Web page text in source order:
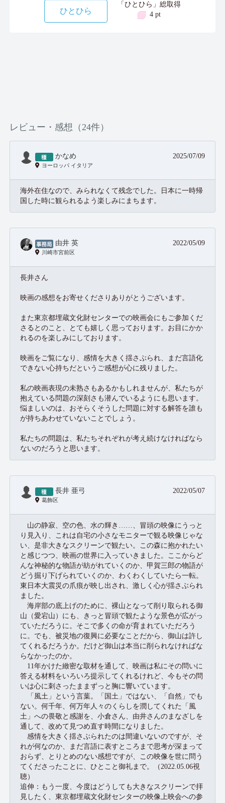
ひとひら
「ひとひら」総取得
4 pt
レビュー・感想（24件）
かなめ
ヨーロッパ イタリア
2025/07/09
海外在住なので、みられなくて残念でした。日本に一時帰
国した時に観られるよう楽しみにまちます。
由井 英
川崎市宮前区
2022/05/09
長井さん
映画の感想をお寄せくださりありがとうございます。
また東京都埋蔵文化財センターでの映画会にもご参加くだ
さるとのこと、とても嬉しく思っております。お目にかか
れるのを楽しみにしております。
映画をご覧になり、感情を大きく揺さぶられ、まだ言語化
できない心持ちだというご感想が心に残りました。
私の映画表現の未熟さもあるかもしれませんが、私たちが
抱えている問題の深刻さも潜んでいるようにも思います。
悩ましいのは、おそらくそうした問題に対する解答を誰も
が持ちあわせていないことでしょう。
私たちの問題は、私たちそれぞれが考え続けなければなら
ないのだろうと思います。
長井 亜弓
葛飾区
2022/05/07
山の静寂、空の色、水の輝き……、冒頭の映像にうっと
り見入り、これは自宅の小さなモニターで観る映像じゃな
い、是非大きなスクリーンで観たい。この森に抱かれたい
と感じつつ、映画の世界に入っていきました。ここからど
んな神秘的な物語が紡がれていくのか、甲賀三郎の物語が
どう掘り下げられていくのか、わくわくしていたら一転。
東日本大震災の爪痕が映し出され、激しく心が揺さぶられ
ました。
海岸部の底上げのために、裸山となって削り取られる御
山（愛宕山）にも、きっと冒頭で観たような景色が広がっ
ていただろうに。そこで多くの命が育まれていただろう
に。でも、被災地の復興に必要なことだから、御山は許し
てくれるだろうか。だけど御山は本当に削られなければな
らなかったのか。
11年かけた緻密な取材を通して、映画は私にその問いに
答える材料をいろいろ提示してくれるけれど、今もその問
いは心に刺さったままずっと胸に響いています。
「風土」という言葉。「国土」ではない、「自然」でも
ない。何千年、何万年人々のくらしを潤してくれた「風
土」への畏敬と感謝を、小倉さん、由井さんのまなざしを
通して、改めて見つめ直す時間になりました。
感情を大きく揺さぶられたのは間違いないのですが、そ
れが何なのか、まだ言語に表すところまで思考が深まって
おらず、とりとめのない感想ですが、この映像を世に問う
てくださったことに、ひとこと御礼まで。（2022.05.06視
聴）
追伸：もう一度、今度はどうしても大きなスクリーンで拝
見したく、東京都埋蔵文化財センターの映像上映会への参